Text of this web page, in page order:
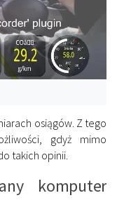
osiągów. Z tego
gdyż mimo
takich opinii.
komputer